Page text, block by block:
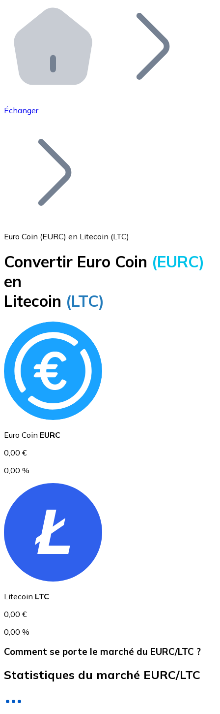
Distributeurs automatiques Bitnovo
Intégrez un ATM Bitnovo dans votre entreprise et
API Bitnovo
Intégrez notre API dans votre écosystème.
Rejoignez notre réseau de distributeurs et
Ajoutez le token de votre projet à notre service
Bitcoin
Ethereum
ETH
USD Coin
USDC
Échanger
Euro Coin (EURC) en Litecoin (LTC)
Convertir Euro Coin (EURC)
en
Litecoin (LTC)
Euro Coin EURC
0,00 €
0,00 %
Litecoin LTC
0,00 €
0,00 %
Comment se porte le marché du EURC/LTC ?
Statistiques du marché EURC/LTC